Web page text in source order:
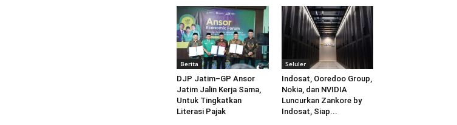
Berita
DJP Jatim–GP Ansor
Jatim Jalin Kerja Sama,
Untuk Tingkatkan
Literasi Pajak
Seluler
Indosat, Ooredoo Group,
Nokia, dan NVIDIA
Luncurkan Zankore by
Indosat, Siap...